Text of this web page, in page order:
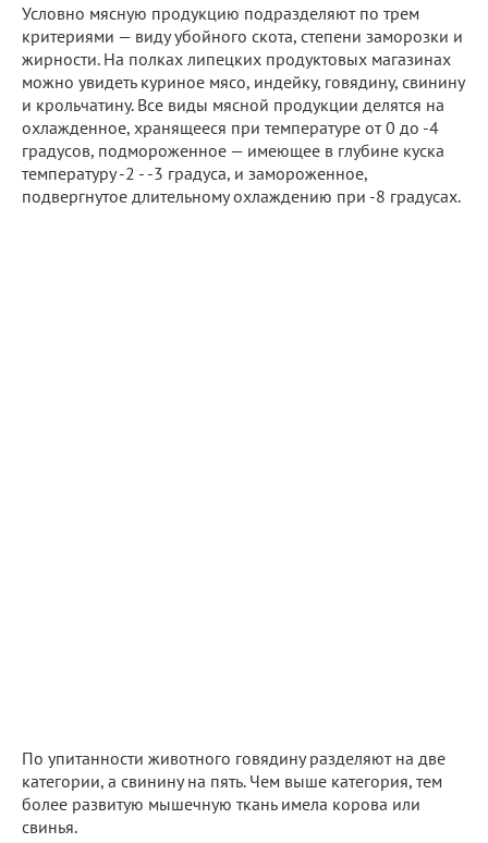
Условно мясную продукцию подразделяют по трем
критериями — виду убойного скота, степени заморозки и
жирности. На полках липецких продуктовых магазинах
можно увидеть куриное мясо, индейку, говядину, свинину
и крольчатину. Все виды мясной продукции делятся на
охлажденное, хранящееся при температуре от 0 до -4
градусов, подмороженное — имеющее в глубине куска
температуру -2 - -3 градуса, и замороженное,
подвергнутое длительному охлаждению при -8 градусах.
По упитанности животного говядину разделяют на две
категории, а свинину на пять. Чем выше категория, тем
более развитую мышечную ткань имела корова или
свинья.